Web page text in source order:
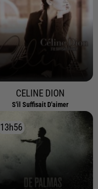
CELINE DION
S'il Suffisait D'aimer
13h56
13h56